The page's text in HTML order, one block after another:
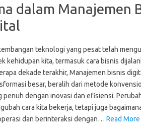
dalam Manajemen
teknologi yang pesat telah
kehidupan kita, termasuk cara bisnis
dekade terakhir, Manajemen bisnis
besar, beralih dari metode
penuh dengan inovasi dan efisiensi.
cara kita bekerja, tetapi juga
dan berinteraksi dengan… Read More